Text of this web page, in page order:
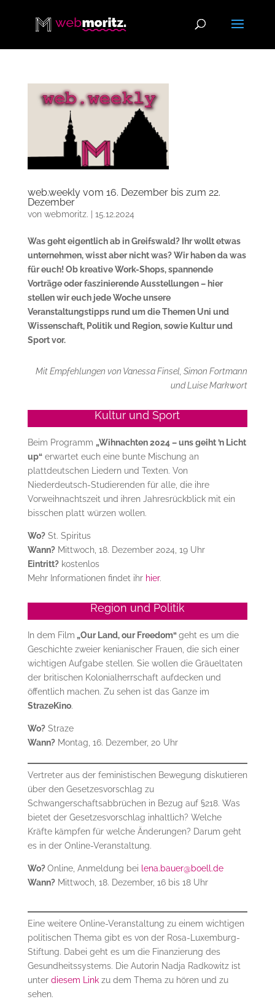
web.weekly vom 16. Dezember bis zum 22.
Dezember
von webmoritz. 15.12.2024
Was geht eigentlich ab in Greifswald? Ihr wollt etwas
unternehmen, wisst aber nicht was? Wir haben da was
für euch! Ob kreative Work-Shops, spannende
Vorträge oder faszinierende Ausstellungen – hier
stellen wir euch jede Woche unsere
Veranstaltungstipps rund um die Themen Uni und
Wissenschaft, Politik und Region, sowie Kultur und
Sport vor.
Mit Empfehlungen von Vanessa Finsel, Simon Fortmann
und Luise Markwort
Kultur und Sport
Beim Programm „Wihnachten 2024 – uns geiht ’n Licht
up“erwartet euch eine bunte Mischung an
plattdeutschen Liedern und Texten. Von
Niederdeutsch-Studierenden für alle, die ihre
Vorweihnachtszeit und ihren Jahresrückblick mit ein
bisschen platt würzen wollen.
Wo?St. Spiritus
Wann?Mittwoch, 18. Dezember 2024, 19 Uhr
Eintritt?kostenlos
Mehr Informationen findet ihr hier.
Region und Politik
In dem Film „Our Land, our Freedom“geht es um die
Geschichte zweier kenianischer Frauen, die sich einer
wichtigen Aufgabe stellen. Sie wollen die Gräueltaten
der britischen Kolonialherrschaft aufdecken und
öffentlich machen. Zu sehen ist das Ganze im
StrazeKino.
Wo?Straze
Wann?Montag, 16. Dezember, 20 Uhr
Vertreter aus der feministischen Bewegung diskutieren
über den Gesetzesvorschlag zu
Schwangerschaftsabbrüchen in Bezug auf §218. Was
bietet der Gesetzesvorschlag inhaltlich? Welche
Kräfte kämpfen für welche Änderungen? Darum geht
es in der Online-Veranstaltung.
Wo?Online, Anmeldung bei lena.bauer@boell.de
Wann?Mittwoch, 18. Dezember, 16 bis 18 Uhr
Eine weitere Online-Veranstaltung zu einem wichtigen
politischen Thema gibt es von der Rosa-Luxemburg-
Stiftung. Dabei geht es um die Finanzierung des
Gesundheitssystems. Die Autorin Nadja Radkowitz ist
unter diesem Linkzu dem Thema zu hören und zu
sehen.